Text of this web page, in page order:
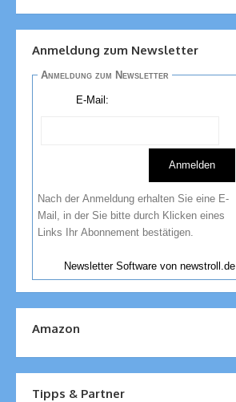
Anmeldung zum Newsletter
Anmeldung zum Newsletter
E-Mail:
Nach der Anmeldung erhalten Sie eine E-
Mail, in der Sie bitte durch Klicken eines
Links Ihr Abonnement bestätigen.
Newsletter Software von newstroll.de
Amazon
Tipps & Partner